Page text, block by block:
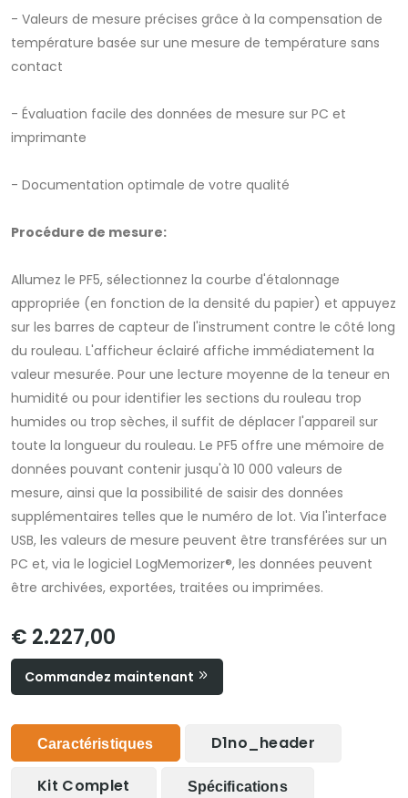
- Valeurs de mesure précises grâce à la compensation de
température basée sur une mesure de température sans
contact
- Évaluation facile des données de mesure sur PC et
imprimante
- Documentation optimale de votre qualité
Procédure de mesure:
Allumez le PF5, sélectionnez la courbe d'étalonnage
appropriée (en fonction de la densité du papier) et appuyez
sur les barres de capteur de l'instrument contre le côté long
du rouleau. L'afficheur éclairé affiche immédiatement la
valeur mesurée. Pour une lecture moyenne de la teneur en
humidité ou pour identifier les sections du rouleau trop
humides ou trop sèches, il suffit de déplacer l'appareil sur
toute la longueur du rouleau. Le PF5 offre une mémoire de
données pouvant contenir jusqu'à 10 000 valeurs de
mesure, ainsi que la possibilité de saisir des données
supplémentaires telles que le numéro de lot. Via l'interface
USB, les valeurs de mesure peuvent être transférées sur un
PC et, via le logiciel LogMemorizer®, les données peuvent
être archivées, exportées, traitées ou imprimées.
€ 2.227,00
Commandez maintenant
Caractéristiques D1no_header
Kit Complet Spécifications